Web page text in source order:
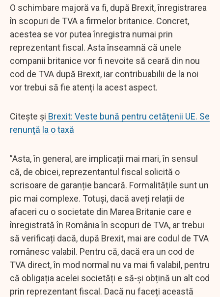
O schimbare majoră va fi, după Brexit, înregistrarea
în scopuri de TVA a firmelor britanice. Concret,
acestea se vor putea înregistra numai prin
reprezentant fiscal. Asta înseamnă că unele
companii britanice vor fi nevoite să ceară din nou
cod de TVA după Brexit, iar contribuabilii de la noi
vor trebui să fie atenți la acest aspect.
Citește și Brexit: Veste bună pentru cetățenii UE. Se
renunță la o taxă
”Asta, în general, are implicații mai mari, în sensul
că, de obicei, reprezentantul fiscal solicită o
scrisoare de garanție bancară. Formalitățile sunt un
pic mai complexe. Totuși, dacă aveți relații de
afaceri cu o societate din Marea Britanie care e
înregistrată în România în scopuri de TVA, ar trebui
să verificați dacă, după Brexit, mai are codul de TVA
românesc valabil. Pentru că, dacă era un cod de
TVA direct, în mod normal nu va mai fi valabil, pentru
că obligația acelei societăți e să-și obțină un alt cod
prin reprezentant fiscal. Dacă nu faceți această